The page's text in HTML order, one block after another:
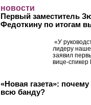
новости
Первый заместитель
Федоткину по итогам
«У
лидеру
заявил
вице-
«Новая газета»:
всю банду?